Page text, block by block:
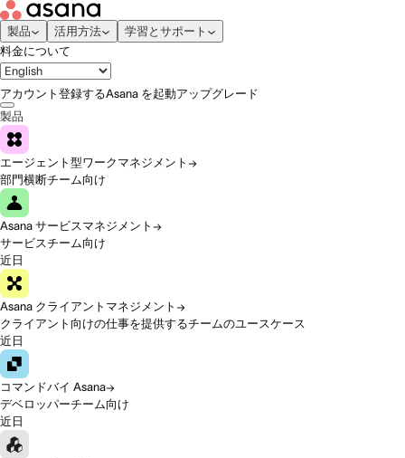
製品 活用方法
学習とサポート
料金について
アカウント登録するAsana を起動アップグレード
製品
エージェント型ワークマネジメント
部門横断チーム向け
Asana サービスマネジメント
サービスチーム向け
近日
Asana クライアントマネジメント
クライアント向けの仕事を提供するチームのユースケース
近日
コマンドバイ Asana
デベロッパーチーム向け
近日